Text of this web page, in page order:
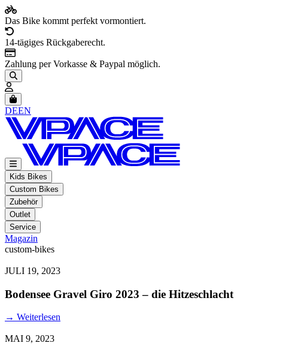
Das Bike kommt perfekt vormontiert.
14-tägiges Rückgaberecht.
Zahlung per Vorkasse & Paypal möglich.
Artikel im Warenkorb, Warenkorb anzeigen
DEEN
Kids Bikes
Custom Bikes
Zubehör
Outlet
Service
Magazin
custom-bikes
JULI 19, 2023
Bodensee Gravel Giro 2023 – die Hitzeschlacht
→ Weiterlesen
MAI 9, 2023